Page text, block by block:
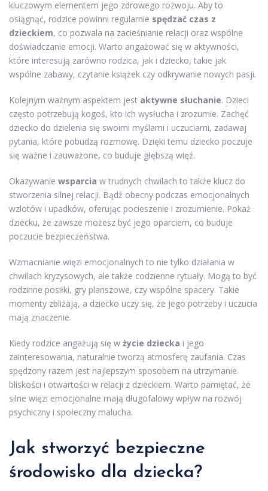
kluczowym elementem jego zdrowego rozwoju. Aby to
osiągnąć, rodzice powinni regularnie spędzać czas z
dzieckiem, co pozwala na zacieśnianie relacji oraz wspólne
doświadczanie emocji. Warto angażować się w aktywności,
które interesują zarówno rodzica, jak i dziecko, takie jak
wspólne zabawy, czytanie książek czy odkrywanie nowych pasji.
Kolejnym ważnym aspektem jest aktywne słuchanie. Dzieci
często potrzebują kogoś, kto ich wysłucha i zrozumie. Zachęć
dziecko do dzielenia się swoimi myślami i uczuciami, zadawaj
pytania, które pobudzą rozmowę. Dzięki temu dziecko poczuje
się ważne i zauważone, co buduje głębszą więź.
Okazywanie wsparcia w trudnych chwilach to także klucz do
stworzenia silnej relacji. Bądź obecny podczas emocjonalnych
wzlotów i upadków, oferując pocieszenie i zrozumienie. Pokaż
dziecku, że zawsze możesz być jego oparciem, co buduje
poczucie bezpieczeństwa.
Wzmacnianie więzi emocjonalnych to nie tylko działania w
chwilach kryzysowych, ale także codzienne rytuały. Mogą to być
rodzinne posiłki, gry planszowe, czy wspólne spacery. Takie
momenty zbliżają, a dziecko uczy się, że jego potrzeby i uczucia
mają znaczenie.
Kiedy rodzice angażują się w życie dziecka i jego
zainteresowania, naturalnie tworzą atmosferę zaufania. Czas
spędzony razem jest najlepszym sposobem na utrzymanie
bliskości i otwartości w relacji z dzieckiem. Warto pamiętać, że
silne więzi emocjonalne mają długofalowy wpływ na rozwój
psychiczny i społeczny malucha.
Jak stworzyć bezpieczne
środowisko dla dziecka?